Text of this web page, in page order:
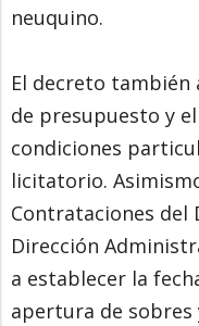
neuquino.
El decreto también
de presupuesto y
condiciones
licitatorio.
Contrataciones del
Dirección
a establecer la
apertura de sobres